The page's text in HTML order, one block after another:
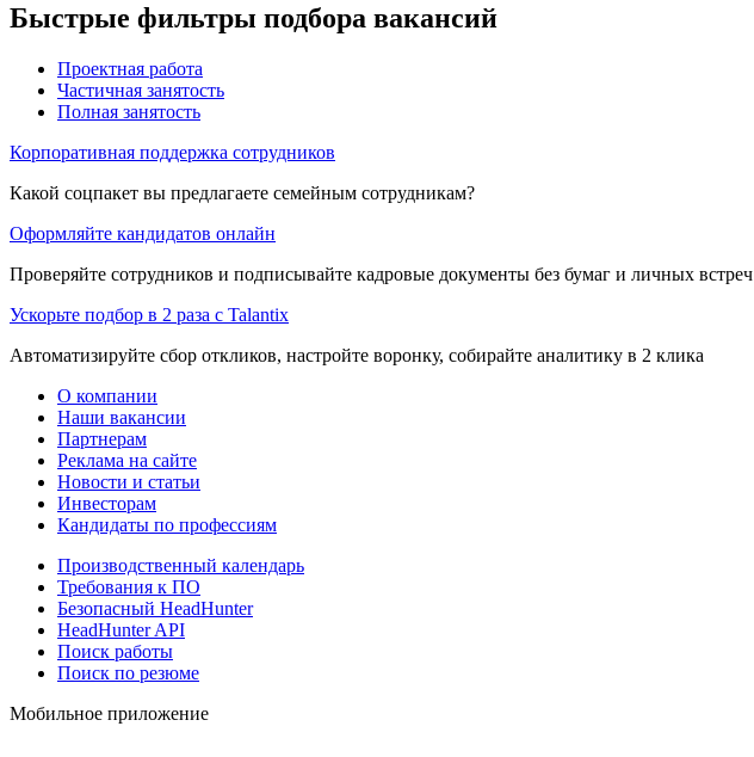
Быстрые фильтры подбора вакансий
Проектная работа
Частичная занятость
Полная занятость
Корпоративная поддержка сотрудников
Какой соцпакет вы предлагаете семейным сотрудникам?
Оформляйте кандидатов онлайн
Проверяйте сотрудников и подписывайте кадровые документы без бумаг и личных встреч
Ускорьте подбор в 2 раза с Talantix
Автоматизируйте сбор откликов, настройте воронку, собирайте аналитику в 2 клика
О компании
Наши вакансии
Партнерам
Реклама на сайте
Новости и статьи
Инвесторам
Кандидаты по профессиям
Производственный календарь
Требования к ПО
Безопасный HeadHunter
HeadHunter API
Поиск работы
Поиск по резюме
Мобильное приложение